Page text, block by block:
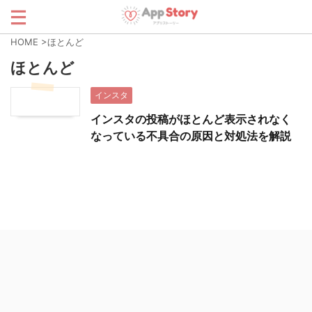
HOME >ほとんど
ほとんど
インスタ
インスタの投稿がほとんど表示されなく
なっている不具合の原因と対処法を解説